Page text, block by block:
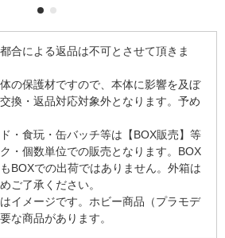
合による返品は不可とさせて頂きま
の保護材ですので、本体に影響を及ぼ
換・返品対応対象外となります。予め
・食玩・缶バッチ等は【BOX販売】等
・個数単位での販売となります。BOX
BOXでの出荷ではありません。外箱は
ご了承ください。
イメージです。ホビー商品（プラモデ
な商品があります。